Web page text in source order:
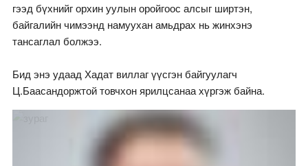
гээд бүхнийг орхин уулын оройгоос алсыг ширтэн,
байгалийн чимээнд намуухан амьдрах нь жинхэнэ
тансаглал болжээ.
Бид энэ удаад Хадат виллаг үүсгэн байгуулагч
Ц.Баасандоржтой товчхон ярилцсанаа хүргэж байна.